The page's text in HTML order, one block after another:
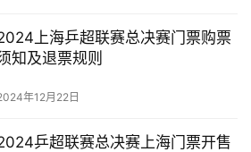
上海乒超联赛总决赛门票购票
知及退票规则
年12月22日
乒超联赛总决赛上海门票开售